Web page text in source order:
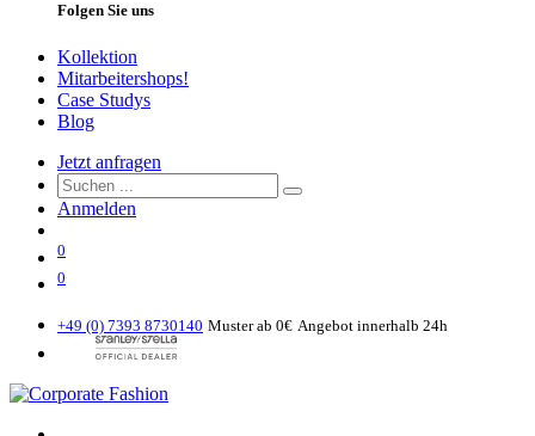
Folgen Sie uns
Kollektion
Mitarbeitershops!
Case Studys
Blog
Jetzt anfragen
Anmelden
0
0
+49 (0) 7393 8730140 Muster ab 0€ Angebot innerhalb 24h